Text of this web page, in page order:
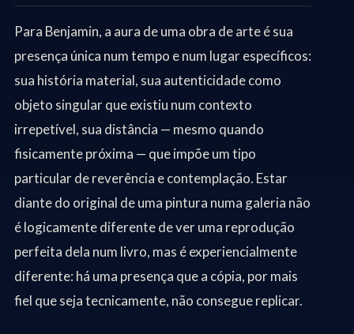
Para Benjamin, a aura de uma obra de arte é sua
presença única num tempo e num lugar específicos:
sua história material, sua autenticidade como
objeto singular que existiu num contexto
irrepetível, sua distância — mesmo quando
fisicamente próxima — que impõe um tipo
particular de reverência e contemplação. Estar
diante do original de uma pintura numa galeria não
é logicamente diferente de ver uma reprodução
perfeita dela num livro, mas é experiencialmente
diferente: há uma presença que a cópia, por mais
fiel que seja tecnicamente, não consegue replicar.